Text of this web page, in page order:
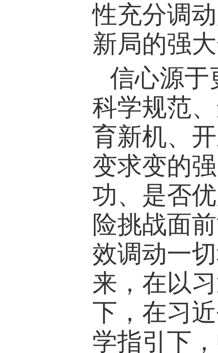
性充分调
新局的强
信心源于
科学规范
育新机、
变求变的
功、是否
险挑战面
效调动一
来，在以
下，在习
学指引下